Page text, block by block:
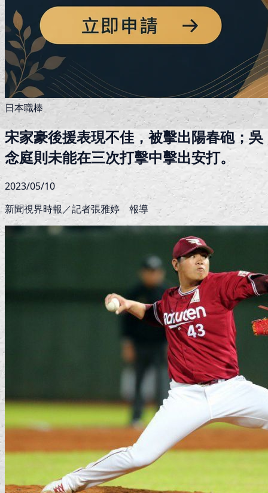
日本職棒
宋家豪後援表現不佳，被擊出陽春砲；吳
念庭則未能在三次打擊中擊出安打。
2023/05/10
新聞視界時報／記者張雅婷 報導